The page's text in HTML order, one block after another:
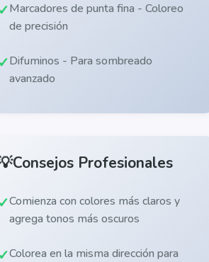
Marcadores de punta fina - Coloreo
de precisión
Difuminos - Para sombreado
avanzado
Consejos Profesionales
Comienza con colores más claros y
agrega tonos más oscuros
Colorea en la misma dirección para